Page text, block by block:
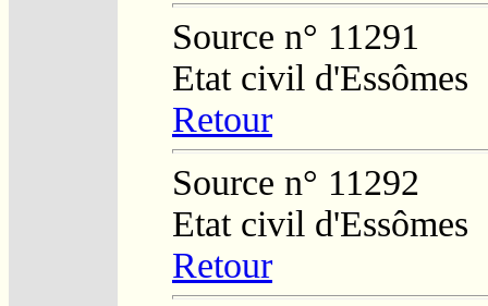
Source n° 11291
Etat civil d'Essômes
Retour
Source n° 11292
Etat civil d'Essômes
Retour